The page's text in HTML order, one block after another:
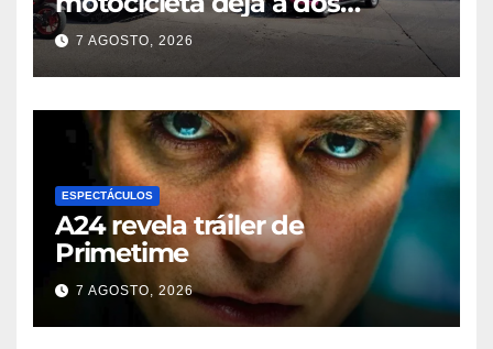
jóvenes lesionados en la
colonia 27 de Septiembre de
Poza Rica
7 AGOSTO, 2026
ESPECTÁCULOS
A24 revela tráiler de
Primetime
7 AGOSTO, 2026